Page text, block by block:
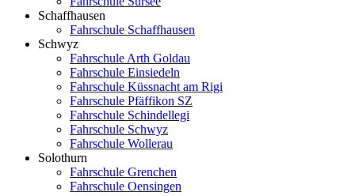
Schaffhausen
Fahrschule Schaffhausen
Schwyz
Fahrschule Arth Goldau
Fahrschule Einsiedeln
Fahrschule Küssnacht am Rigi
Fahrschule Pfäffikon SZ
Fahrschule Schindellegi
Fahrschule Schwyz
Fahrschule Wollerau
Solothurn
Fahrschule Grenchen
Fahrschule Oensingen